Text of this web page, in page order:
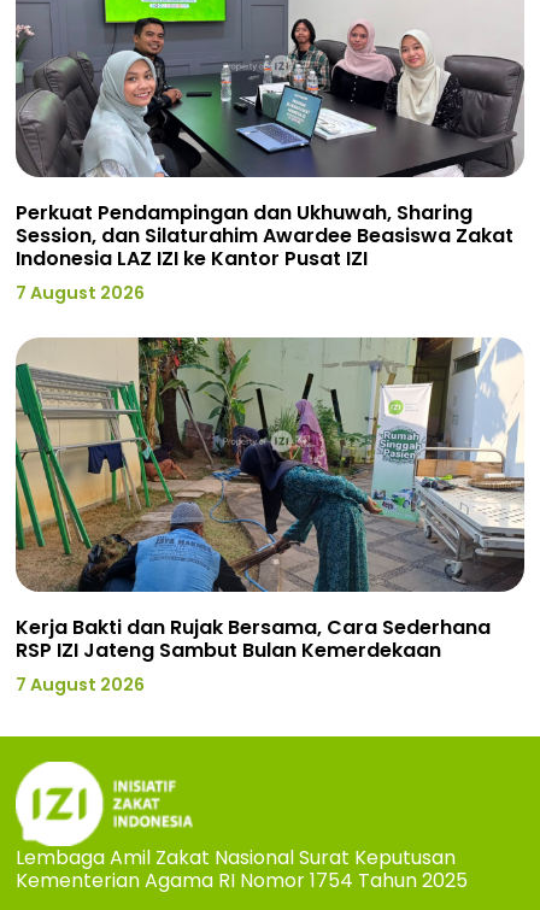
Perkuat Pendampingan dan Ukhuwah, Sharing
Session, dan Silaturahim Awardee Beasiswa Zakat
Indonesia LAZ IZI ke Kantor Pusat IZI
7 August 2026
Kerja Bakti dan Rujak Bersama, Cara Sederhana
RSP IZI Jateng Sambut Bulan Kemerdekaan
7 August 2026
Lembaga Amil Zakat Nasional Surat Keputusan
Kementerian Agama RI Nomor 1754 Tahun 2025